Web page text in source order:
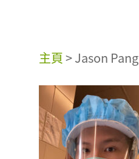
主頁>Jason Pang